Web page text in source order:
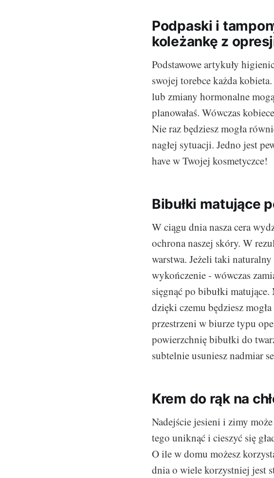
Podpaski i
koleżankę z
Podstawowe artykuły
swojej torebce każda
lub zmiany hormonalne
planowałaś. Wówczas
Nie raz będziesz mogła
nagłej sytuacji. Jedno jest
have w Twojej kosmetyczce!
Bibułki matujące
W ciągu dnia nasza cera
ochrona naszej skóry. W
warstwa. Jeżeli taki
wykończenie - wówczas
sięgnąć po bibułki
dzięki czemu będziesz
przestrzeni w biurze typu
powierzchnię bibułki do
subtelnie usuniesz nadmiar
Krem do rąk na
Nadejście jesieni i zimy
tego uniknąć i cieszyć się
O ile w domu możesz
dnia o wiele korzystniej jest